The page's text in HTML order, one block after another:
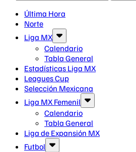
Última Hora
Norte
Liga MX
Calendario
Tabla General
Estadísticas Liga MX
Leagues Cup
Selección Mexicana
Liga MX Femenil
Calendario
Tabla General
Liga de Expansión MX
Futbol